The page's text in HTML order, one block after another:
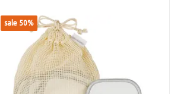
sale 50%